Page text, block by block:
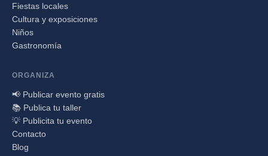
Fiestas locales
Cultura y exposiciones
Niños
Gastronomía
ORGANIZA
📢 Publicar evento gratis
📚 Publica tu taller
💡 Publicita tu evento
Contacto
Blog